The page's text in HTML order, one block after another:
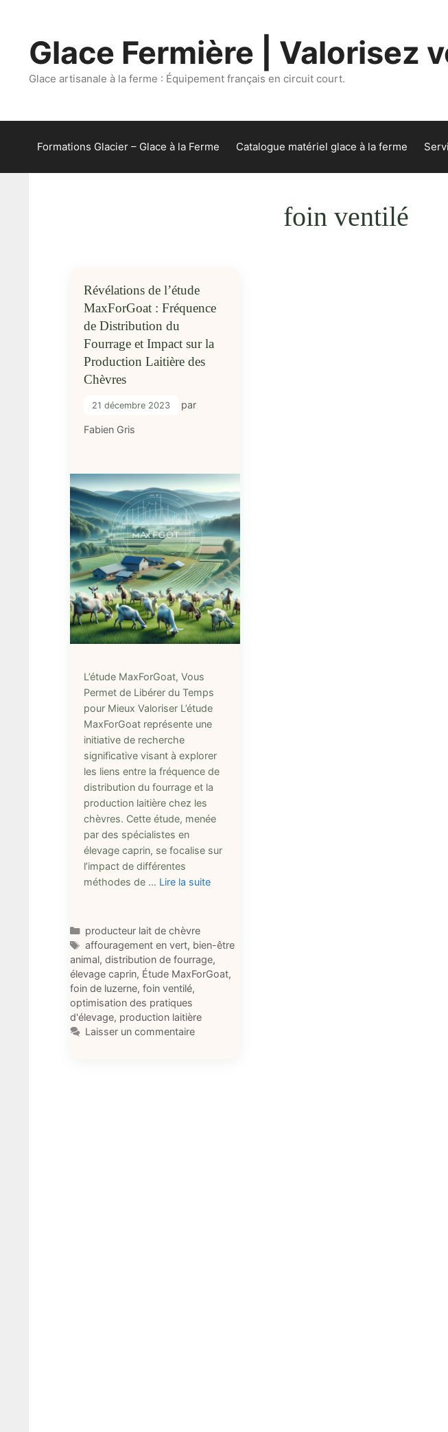
contenuGlace Fermière | Valorisez
Glace artisanale à la ferme : Équipement français en circuit court.
Formations Glacier – Glace à la Ferme Catalogue matériel glace à la ferme
foin ventilé
Révélations de l’étude
MaxForGoat : Fréquence
de Distribution du
Fourrage et Impact sur la
Production Laitière des
Chèvres
21 décembre 2023 par
Fabien Gris
L’étude MaxForGoat, Vous
Permet de Libérer du Temps
pour Mieux Valoriser L’étude
MaxForGoat représente une
initiative de recherche
significative visant à explorer
les liens entre la fréquence de
distribution du fourrage et la
production laitière chez les
chèvres. Cette étude, menée
par des spécialistes en
élevage caprin, se focalise sur
l’impact de différentes
méthodes de … Lire la suite
Catégories
producteur lait de chèvre
Étiquettes
affouragement en vert, bien-être
animal, distribution de fourrage,
élevage caprin, Étude MaxForGoat,
foin de luzerne, foin ventilé,
optimisation des pratiques
d'élevage, production laitière
Laisser un commentaire